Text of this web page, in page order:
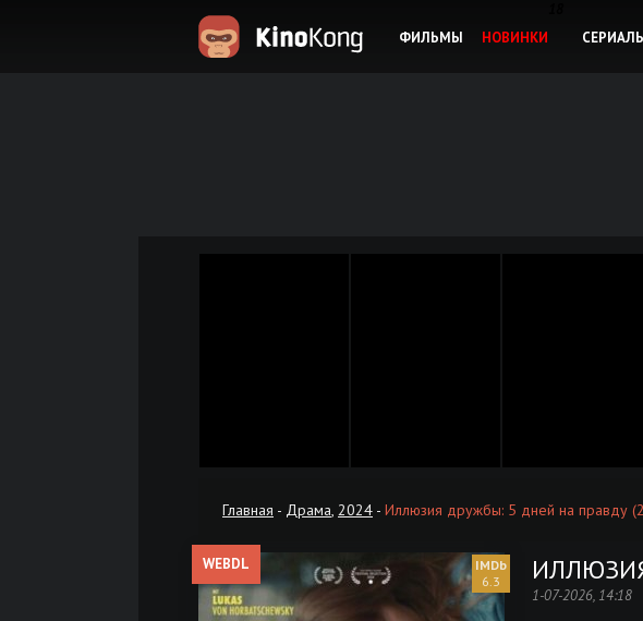
ФИЛЬМЫ НОВИНКИ
Главная - Драма, 2024 - Иллюзия дружбы: 5 дней на правду
WEBDL
6.3
1-07-2026, 14:18